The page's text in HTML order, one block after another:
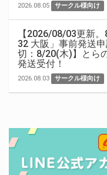
2026.08.05 サークル様向け
【2026/08/03更新
32 大阪」事前発送
切：8/20(木)】とら
発送受付！
2026.08.03 サークル様向け